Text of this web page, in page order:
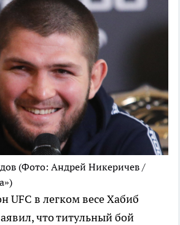
(Фото: Андрей Никеричев /
в легком весе Хабиб
что титульный бой